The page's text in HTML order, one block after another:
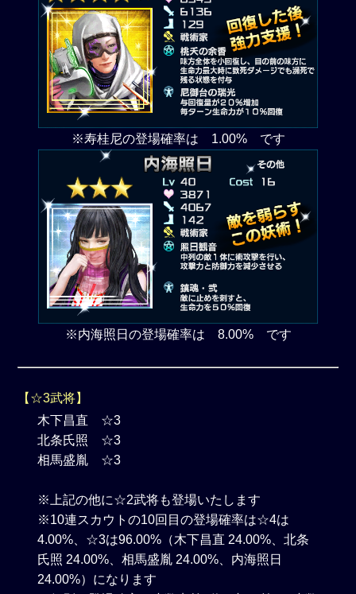
※寿桂尼の登場確率は 1.00% です
※内海照日の登場確率は 8.00% です
【☆3武将】
木下昌直 ☆3
北条氏照 ☆3
相馬盛胤 ☆3
※上記の他に☆2武将も登場いたします
※10連スカウトの10回目の登場確率は☆4は
4.00%、☆3は96.00%（木下昌直 24.00%、北条
氏照 24.00%、相馬盛胤 24.00%、内海照日
24.00%）になります